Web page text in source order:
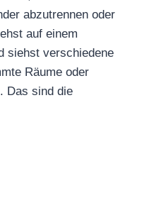
abzutrennen oder
auf einem
siehst verschiedene
Räume oder
Das sind die